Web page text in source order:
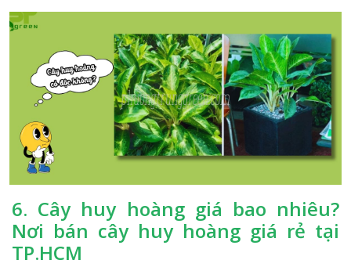
6. Cây huy hoàng giá bao nhiêu?
Nơi bán cây huy hoàng giá rẻ tại
TP.HCM